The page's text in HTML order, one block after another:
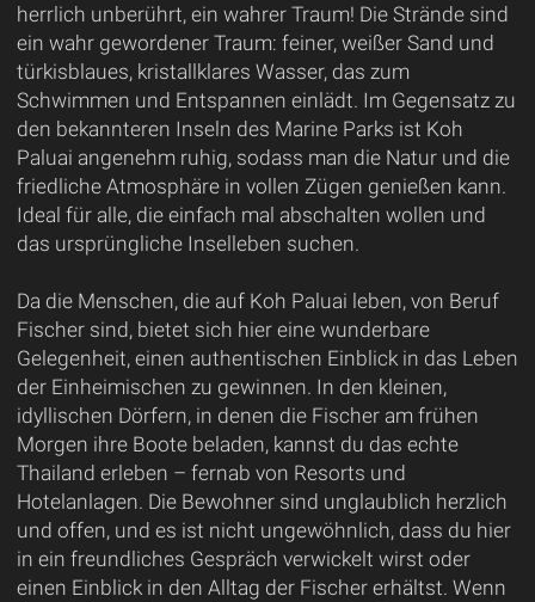
herrlich unberührt, ein wahrer Traum! Die Strände sind
ein wahr gewordener Traum: feiner, weißer Sand und
türkisblaues, kristallklares Wasser, das zum
Schwimmen und Entspannen einlädt. Im Gegensatz zu
den bekannteren Inseln des Marine Parks ist Koh
Paluai angenehm ruhig, sodass man die Natur und die
friedliche Atmosphäre in vollen Zügen genießen kann.
Ideal für alle, die einfach mal abschalten wollen und
das ursprüngliche Inselleben suchen.
Da die Menschen, die auf Koh Paluai leben, von Beruf
Fischer sind, bietet sich hier eine wunderbare
Gelegenheit, einen authentischen Einblick in das Leben
der Einheimischen zu gewinnen. In den kleinen,
idyllischen Dörfern, in denen die Fischer am frühen
Morgen ihre Boote beladen, kannst du das echte
Thailand erleben – fernab von Resorts und
Hotelanlagen. Die Bewohner sind unglaublich herzlich
und offen, und es ist nicht ungewöhnlich, dass du hier
in ein freundliches Gespräch verwickelt wirst oder
einen Einblick in den Alltag der Fischer erhältst. Wenn